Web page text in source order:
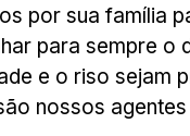
por sua família
para sempre o
e o riso sejam
nossos